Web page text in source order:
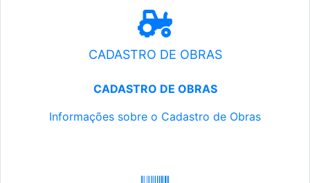
CADASTRO DE OBRAS
CADASTRO DE OBRAS
Informações sobre o Cadastro de Obras